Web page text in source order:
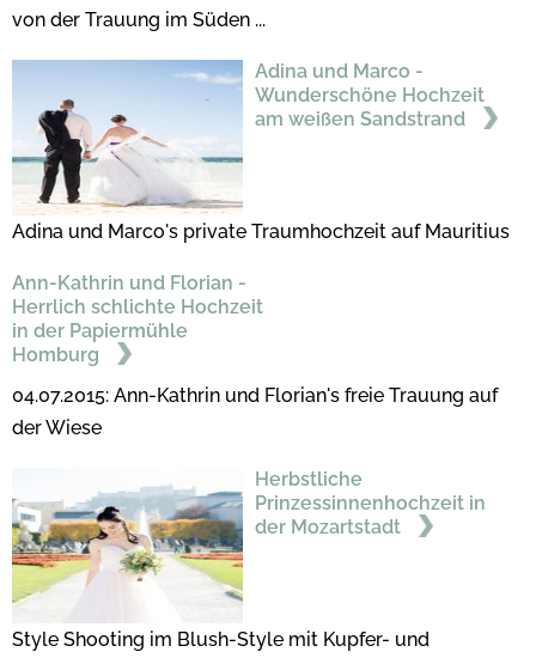
von der Trauung im Süden ...
Adina und Marco -
Wunderschöne Hochzeit
am weißen Sandstrand
Adina und Marco's private Traumhochzeit auf Mauritius
Ann-Kathrin und Florian -
Herrlich schlichte Hochzeit
in der Papiermühle
Homburg
04.07.2015: Ann-Kathrin und Florian's freie Trauung auf
der Wiese
Herbstliche
Prinzessinnenhochzeit in
der Mozartstadt
Style Shooting im Blush-Style mit Kupfer- und